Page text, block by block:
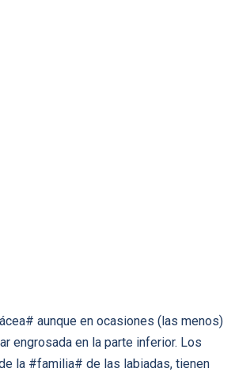
aunque en ocasiones (las menos)
engrosada en la parte inferior. Los
la #familia# de las labiadas, tienen